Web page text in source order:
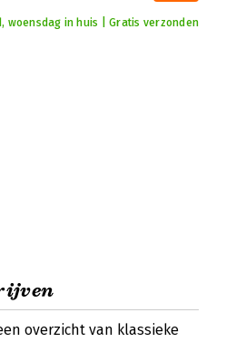
woensdag in huis | Gratis verzonden
overzicht van klassieke